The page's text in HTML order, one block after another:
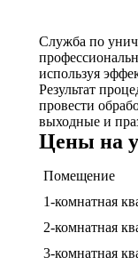
Служба по
используя
Результат
провести
выходные и
Цены на
Помещение
1-комнатная
2-комнатная
3-комнатная